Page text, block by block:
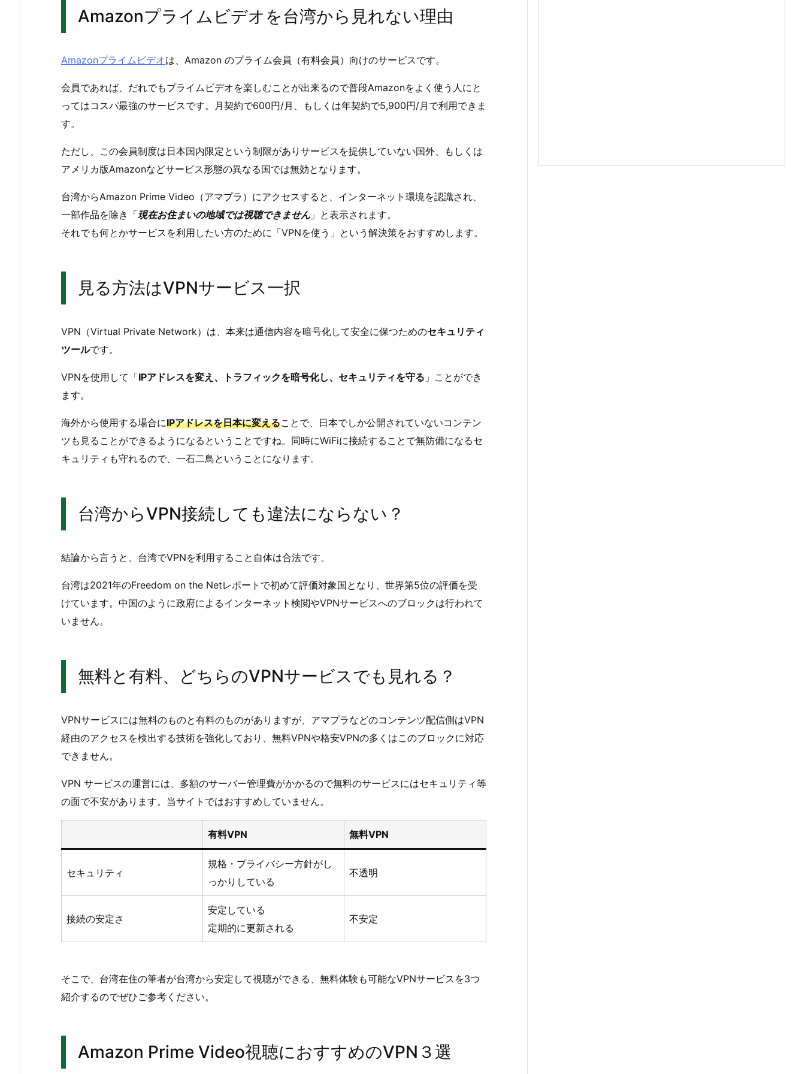
Amazonプライムビデオを台湾から見れない理由
Amazonプライムビデオは、Amazon のプライム会員（有料会員）向けのサービスです。
会員であれば、だれでもプライムビデオを楽しむことが出来るので普段Amazonをよく使う人にと
ってはコスパ最強のサービスです。月契約で600円/月、もしくは年契約で5,900円/月で利用できま
す。
ただし、この会員制度は日本国内限定という制限がありサービスを提供していない国外、もしくは
アメリカ版Amazonなどサービス形態の異なる国では無効となります。
台湾からAmazon Prime Video（アマプラ）にアクセスすると、インターネット環境を認識され、
一部作品を除き「現在お住まいの地域では視聴できません 」と表示されます。
それでも何とかサービスを利用したい方のために「VPNを使う」という解決策をおすすめします。
見る方法はVPNサービス一択
VPN（Virtual Private Network）は、本来は通信内容を暗号化して安全に保つためのセキュリティ
ツールです。
VPNを使用して「IPアドレスを変え、トラフィックを暗号化し、セキュリティを守る 」ことができ
ます。
海外から使用する場合にIPアドレスを日本に変えることで、日本でしか公開されていないコンテン
ツも見ることができるようになるということですね。同時にWiFiに接続することで無防備になるセ
キュリティも守れるので、一石二鳥ということになります。
台湾からVPN接続しても違法にならない？
結論から言うと、台湾でVPNを利用すること自体は合法です。
台湾は2021年のFreedom on the Netレポートで初めて評価対象国となり、世界第5位の評価を受
けています。中国のように政府によるインターネット検閲やVPNサービスへのブロックは行われて
いません。
無料と有料、どちらのVPNサービスでも見れる？
VPNサービスには無料のものと有料のものがありますが、アマプラなどのコンテンツ配信側はVPN
経由のアクセスを検出する技術を強化しており、無料VPNや格安VPNの多くはこのブロックに対応
できません。
VPN サービスの運営には、多額のサーバー管理費がかかるので無料のサービスにはセキュリティ等
の面で不安があります。当サイトではおすすめしていません。
有料VPN 無料VPN
セキュリティ
規格・プライバシー方針がし
っかりしている
不透明
接続の安定さ
安定している
定期的に更新される
不安定
そこで、台湾在住の筆者が台湾から安定して視聴ができる、無料体験も可能なVPNサービスを3つ
紹介するのでぜひご参考ください。
Amazon Prime Video視聴におすすめのVPN３選